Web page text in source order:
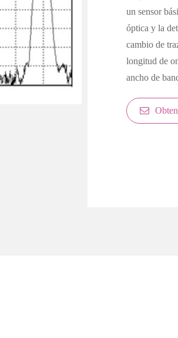
un sensor
óptica y la
cambio de
longitud de
ancho de